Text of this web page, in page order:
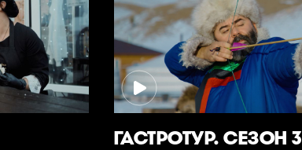
ГАСТРОТУР. СЕЗОН 3